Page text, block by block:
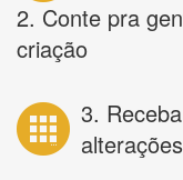
2. Conte pra
criação
3.